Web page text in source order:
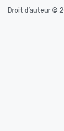
Droit d’auteur ©